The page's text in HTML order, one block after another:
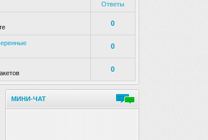
Ответы
0
0
0
МИНИ-ЧАТ